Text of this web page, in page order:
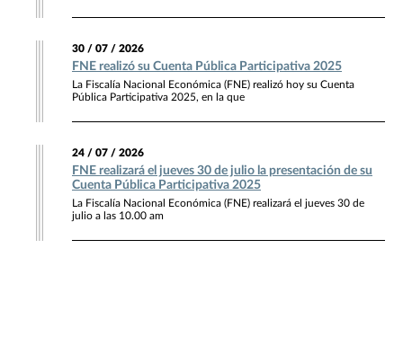
30 / 07 / 2026
FNE realizó su Cuenta Pública Participativa 2025
La Fiscalía Nacional Económica (FNE) realizó hoy su Cuenta
Pública Participativa 2025, en la que
24 / 07 / 2026
FNE realizará el jueves 30 de julio la presentación de su
Cuenta Pública Participativa 2025
La Fiscalía Nacional Económica (FNE) realizará el jueves 30 de
julio a las 10.00 am